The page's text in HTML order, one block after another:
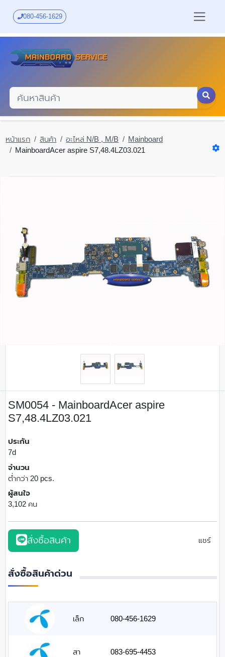
content
080-456-1629
หน้าแรก สินค้า อะไหล่ N/B , M/B
Mainboard
MainboardAcer aspire S7,48.4LZ03.021
SM0054 - MainboardAcer aspire
S7,48.4LZ03.021
ประกัน
7d
จำนวน
ต่ำกว่า 20 pcs.
ผู้สนใจ
3,102 คน
สั่งซื้อสินค้า แชร์
สั่งซื้อสินค้าด่วน
เล็ก 080-456-1629
สา 083-695-4453